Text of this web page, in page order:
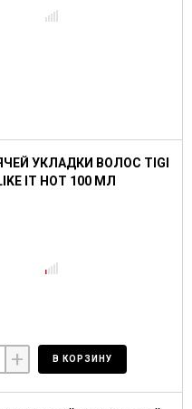
УКЛАДКИ ВОЛОС TIGI
IT HOT 100 МЛ
+ В КОРЗИНУ